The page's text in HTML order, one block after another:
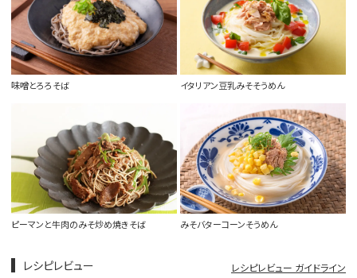
味噌とろろそば イタリアン豆乳みそそうめん
ピーマンと牛肉のみそ炒め焼きそば みそバターコーンそうめん
レシピレビュー レシピレビュー ガイドライン